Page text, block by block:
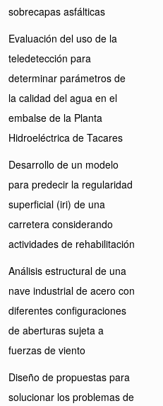
sobrecapas asfálticas
Evaluación del uso de la
teledetección para
determinar parámetros de
la calidad del agua en el
embalse de la Planta
Hidroeléctrica de Tacares
Desarrollo de un modelo
para predecir la regularidad
superficial (iri) de una
carretera considerando
actividades de rehabilitación
Análisis estructural de una
nave industrial de acero con
diferentes configuraciones
de aberturas sujeta a
fuerzas de viento
Diseño de propuestas para
solucionar los problemas de